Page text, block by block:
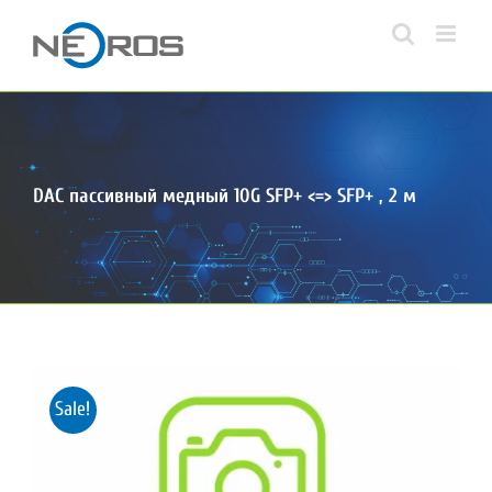
DAC пассивный медный 10G SFP+ <=> SFP+ , 2 м
Sale!